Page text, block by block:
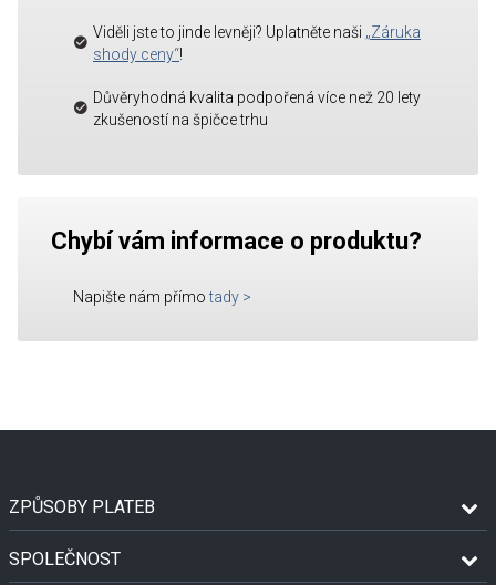
Viděli jste to jinde levněji? Uplatněte naši „Záruka
shody ceny“!
Důvěryhodná kvalita podpořená více než 20 lety
zkušeností na špičce trhu
Chybí vám informace o produktu?
Napište nám přímo tady >
ZPŮSOBY PLATEB
SPOLEČNOST